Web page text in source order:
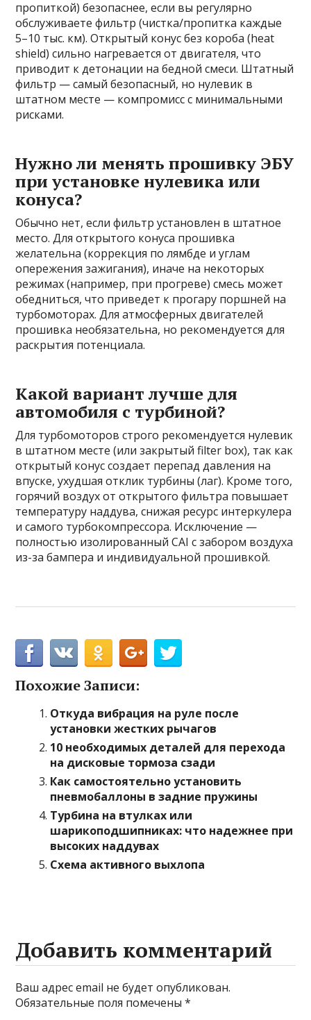
пропиткой) безопаснее, если вы регулярно
обслуживаете фильтр (чистка/пропитка каждые
5–10 тыс. км). Открытый конус без короба (heat
shield) сильно нагревается от двигателя, что
приводит к детонации на бедной смеси. Штатный
фильтр — самый безопасный, но нулевик в
штатном месте — компромисс с минимальными
рисками.
Нужно ли менять прошивку ЭБУ
при установке нулевика или
конуса?
Обычно нет, если фильтр установлен в штатное
место. Для открытого конуса прошивка
желательна (коррекция по лямбде и углам
опережения зажигания), иначе на некоторых
режимах (например, при прогреве) смесь может
обедниться, что приведет к прогару поршней на
турбомоторах. Для атмосферных двигателей
прошивка необязательна, но рекомендуется для
раскрытия потенциала.
Какой вариант лучше для
автомобиля с турбиной?
Для турбомоторов строго рекомендуется нулевик
в штатном месте (или закрытый filter box), так как
открытый конус создает перепад давления на
впуске, ухудшая отклик турбины (лаг). Кроме того,
горячий воздух от открытого фильтра повышает
температуру наддува, снижая ресурс интеркулера
и самого турбокомпрессора. Исключение —
полностью изолированный CAI с забором воздуха
из-за бампера и индивидуальной прошивкой.
Похожие Записи:
Откуда вибрация на руле после
установки жестких рычагов
10 необходимых деталей для перехода
на дисковые тормоза сзади
Как самостоятельно установить
пневмобаллоны в задние пружины
Турбина на втулках или
шарикоподшипниках: что надежнее при
высоких наддувах
Схема активного выхлопа
Добавить комментарий
Ваш адрес email не будет опубликован.
Обязательные поля помечены*